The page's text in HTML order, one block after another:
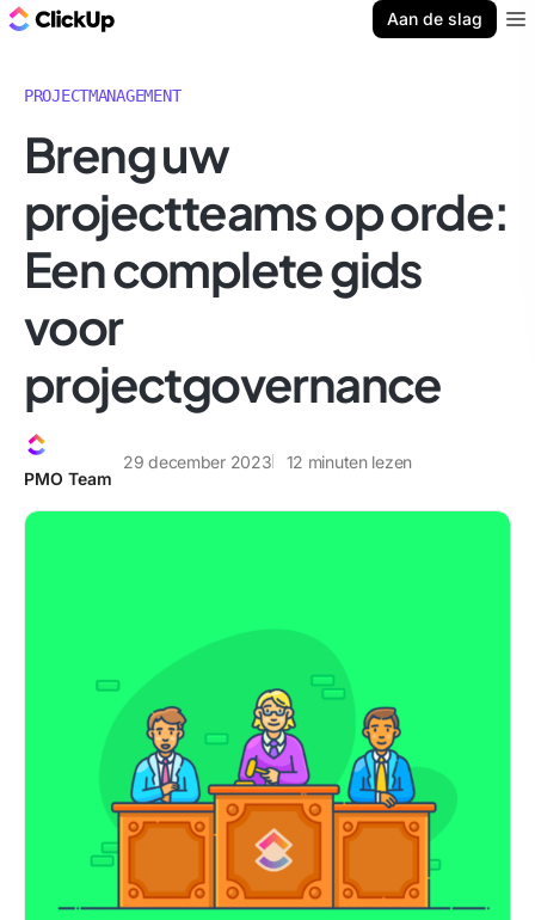
Aan de slag
PROJECTMANAGEMENT
Breng uw
projectteams op orde:
Een complete gids
voor
projectgovernance
PMO Team
29 december 2023 12 minuten lezen